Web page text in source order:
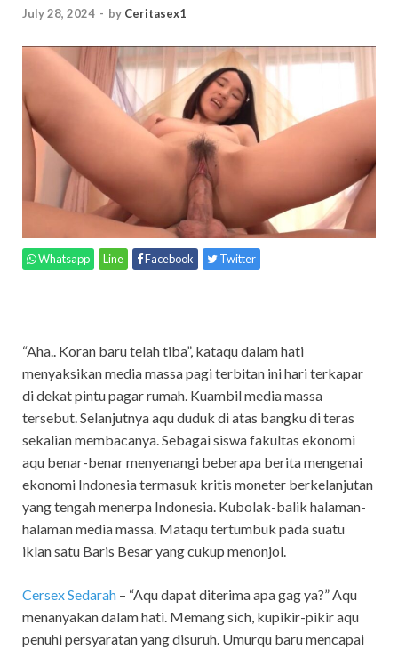
July 28, 2024 - by Ceritasex1
Whatsapp Line Facebook Twitter
“Aha.. Koran baru telah tiba”, kataqu dalam hati
menyaksikan media massa pagi terbitan ini hari terkapar
di dekat pintu pagar rumah. Kuambil media massa
tersebut. Selanjutnya aqu duduk di atas bangku di teras
sekalian membacanya. Sebagai siswa fakultas ekonomi
aqu benar-benar menyenangi beberapa berita mengenai
ekonomi Indonesia termasuk kritis moneter berkelanjutan
yang tengah menerpa Indonesia. Kubolak-balik halaman-
halaman media massa. Mataqu tertumbuk pada suatu
iklan satu Baris Besar yang cukup menonjol.
Cersex Sedarah – “Aqu dapat diterima apa gag ya?” Aqu
menanyakan dalam hati. Memang sich, kupikir-pikir aqu
penuhi persyaratan yang disuruh. Umurqu baru mencapai